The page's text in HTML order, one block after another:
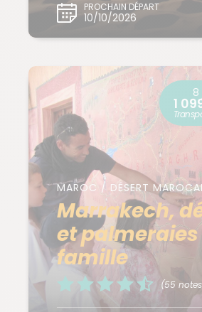
PROCHAIN DÉPART
10/10/2026
MAROC / DÉSERT
Marrakech,
et palmeraies
famille
(55
8
1